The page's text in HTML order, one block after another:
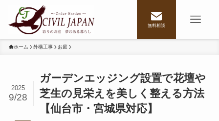
無料相談
ホーム 外構工事 お庭
ガーデンエッジング設置で花壇や
芝生の見栄えを美しく整える方法
【仙台市・宮城県対応】
2025
9/28